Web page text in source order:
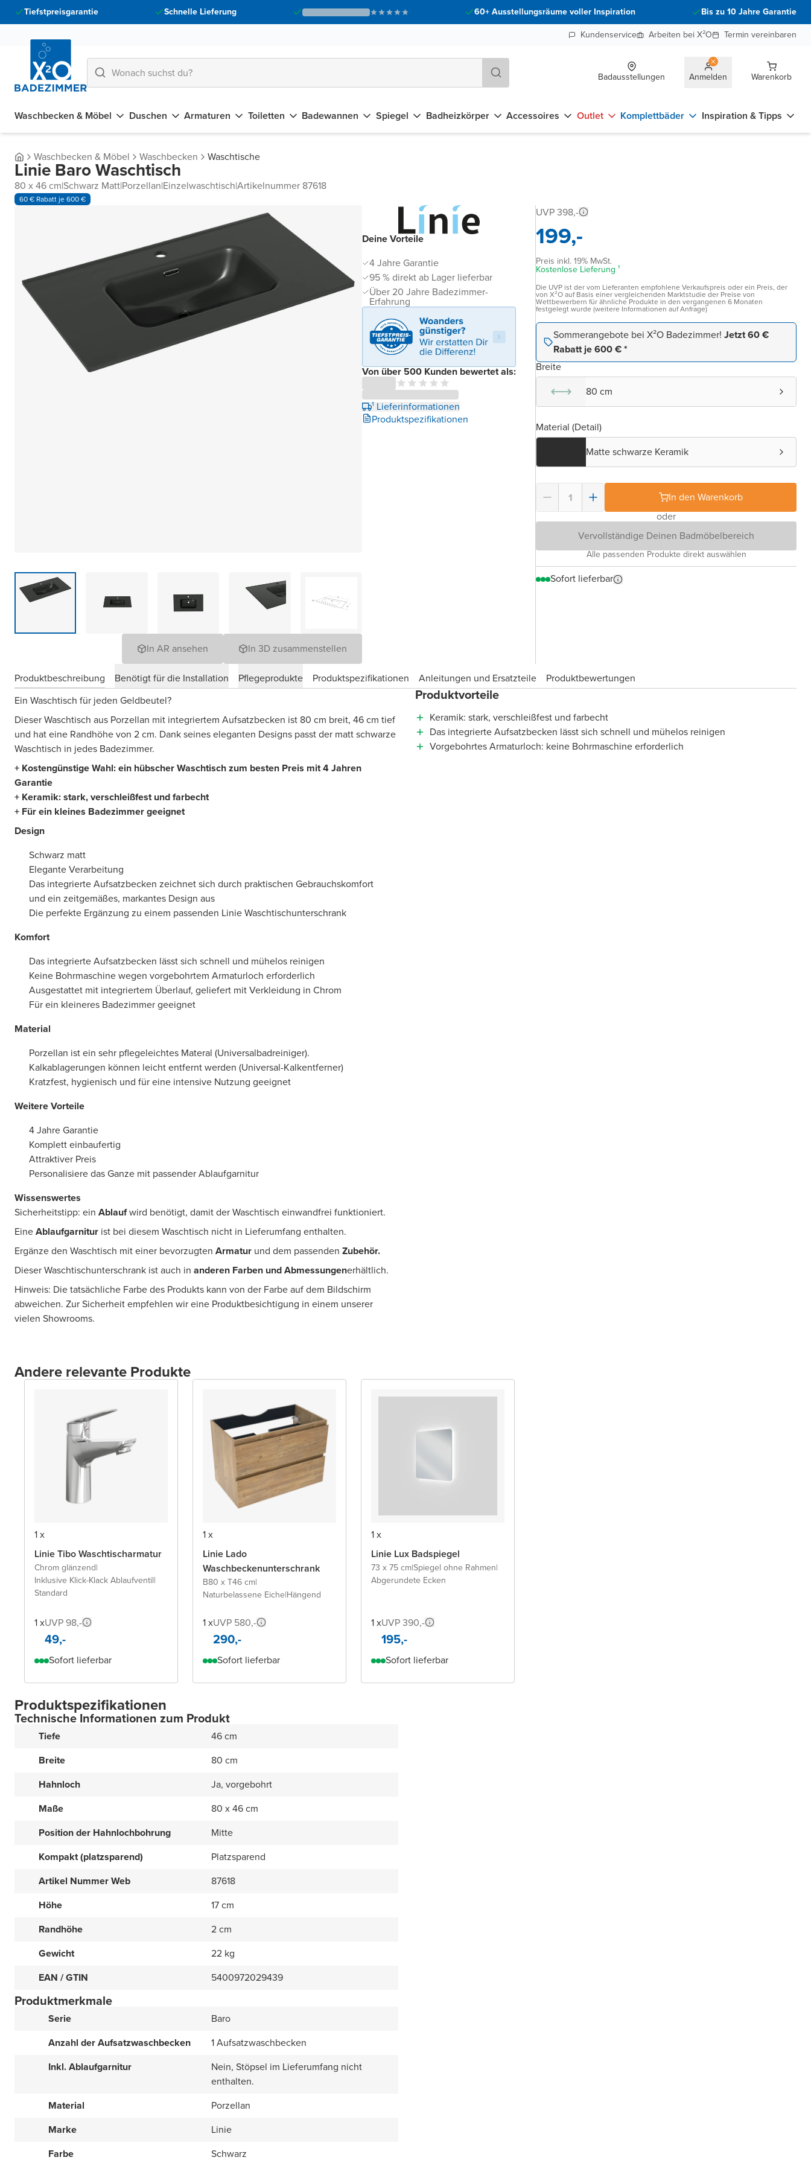
Tiefstpreisgarantie Schnelle Lieferung 60+ Ausstellungsräume voller Inspiration
Bis zu 10 Jahre Garantie
Kundenservice
Arbeiten bei X²O Termin vereinbaren
Badausstellungen Anmelden Warenkorb
Waschbecken & Möbel Duschen Armaturen Toiletten Badewannen Spiegel Badheizkörper Accessoires Outlet Komplettbäder Inspiration & Tipps
Waschbecken & Möbel Waschbecken Waschtische
Linie Baro Waschtisch
80 x 46 cm|Schwarz Matt|Porzellan|Einzelwaschtisch|Artikelnummer 87618
60 € Rabatt je 600 €
In AR ansehen In 3D zusammenstellen
Deine Vorteile
4 Jahre Garantie
95 % direkt ab Lager lieferbar
Über 20 Jahre Badezimmer-
Erfahrung
Von über 500 Kunden bewertet als:
¹ Lieferinformationen
Produktspezifikationen
UVP 398,-
199,-
Preis inkl. 19% MwSt.
Kostenlose Lieferung ¹
Die UVP ist der vom Lieferanten empfohlene Verkaufspreis oder ein Preis, der
von X²O auf Basis einer vergleichenden Marktstudie der Preise von
Wettbewerbern für ähnliche Produkte in den vergangenen 6 Monaten
festgelegt wurde (weitere Informationen auf Anfrage)
Sommerangebote bei X²O Badezimmer! Jetzt 60 €
Rabatt je 600 € *
Breite
80 cm
Material (Detail)
Matte schwarze Keramik
In den Warenkorb
oder
Vervollständige Deinen Badmöbelbereich
Alle passenden Produkte direkt auswählen
Sofort lieferbar
Produktbeschreibung Benötigt für die Installation Pflegeprodukte Produktspezifikationen Anleitungen und Ersatzteile
Produktbewertungen
Ein Waschtisch für jeden Geldbeutel?
Dieser Waschtisch aus Porzellan mit integriertem Aufsatzbecken ist 80 cm breit, 46 cm tief
und hat eine Randhöhe von 2 cm. Dank seines eleganten Designs passt der matt schwarze
Waschtisch in jedes Badezimmer.
+ Kostengünstige Wahl: ein hübscher Waschtisch zum besten Preis mit 4 Jahren
Garantie
+ Keramik: stark, verschleißfest und farbecht
+ Für ein kleines Badezimmer geeignet
Design
Schwarz matt
Elegante Verarbeitung
Das integrierte Aufsatzbecken zeichnet sich durch praktischen Gebrauchskomfort
und ein zeitgemäßes, markantes Design aus
Die perfekte Ergänzung zu einem passenden Linie Waschtischunterschrank
Komfort
Das integrierte Aufsatzbecken lässt sich schnell und mühelos reinigen
Keine Bohrmaschine wegen vorgebohrtem Armaturloch erforderlich
Ausgestattet mit integriertem Überlauf, geliefert mit Verkleidung in Chrom
Für ein kleineres Badezimmer geeignet
Material
Porzellan ist ein sehr pflegeleichtes Materal (Universalbadreiniger).
Kalkablagerungen können leicht entfernt werden (Universal-Kalkentferner)
Kratzfest, hygienisch und für eine intensive Nutzung geeignet
Weitere Vorteile
4 Jahre Garantie
Komplett einbaufertig
Attraktiver Preis
Personalisiere das Ganze mit passender Ablaufgarnitur
Wissenswertes
Sicherheitstipp: ein Ablaufwird benötigt, damit der Waschtisch einwandfrei funktioniert.
EineAblaufgarnitur ist bei diesem Waschtisch nicht in Lieferumfang enthalten.
Ergänze den Waschtisch mit einer bevorzugten Armatur und dem passenden Zubehör.
Dieser Waschtischunterschrank ist auch in anderen Farben und Abmessungenerhältlich.
Hinweis: Die tatsächliche Farbe des Produkts kann von der Farbe auf dem Bildschirm
abweichen. Zur Sicherheit empfehlen wir eine Produktbesichtigung in einem unserer
vielen Showrooms.
Produktvorteile
Keramik: stark, verschleißfest und farbecht
Das integrierte Aufsatzbecken lässt sich schnell und mühelos reinigen
Vorgebohrtes Armaturloch: keine Bohrmaschine erforderlich
Andere relevante Produkte
1 x
Linie Tibo Waschtischarmatur
Chrom glänzend|
Inklusive Klick-Klack Ablaufventil|
Standard
1 xUVP 98,-
49,-
Sofort lieferbar
1 x
Linie Lado
Waschbeckenunterschrank
B80 x T46 cm|
Naturbelassene Eiche|Hängend
1 xUVP 580,-
290,-
Sofort lieferbar
1 x
Linie Lux Badspiegel
73 x 75 cm|Spiegel ohne Rahmen|
Abgerundete Ecken
1 xUVP 390,-
195,-
Sofort lieferbar
Produktspezifikationen
Technische Informationen zum Produkt
Tiefe
46 cm
Breite
80 cm
Hahnloch
Ja, vorgebohrt
Maße
80 x 46 cm
Position der Hahnlochbohrung
Mitte
Kompakt (platzsparend)
Platzsparend
Artikel Nummer Web
87618
Höhe
17 cm
Randhöhe
2 cm
Gewicht
22 kg
EAN / GTIN
5400972029439
Produktmerkmale
Serie
Baro
Anzahl der Aufsatzwaschbecken
1 Aufsatzwaschbecken
Inkl. Ablaufgarnitur
Nein, Stöpsel im Lieferumfang nicht
enthalten.
Material
Porzellan
Marke
Linie
Farbe
Schwarz